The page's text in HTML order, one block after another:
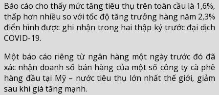
Báo cáo cho thấy mức tăng tiêu thụ trên toàn cầu là 1,6%,
thấp hơn nhiều so với tốc độ tăng trưởng hàng năm 2,3%
điển hình được ghi nhận trong hai thập kỷ trước đại dịch
COVID-19.
Một báo cáo riêng từ ngân hàng một ngày trước đó đã
xác nhận doanh số bán hàng của một số công ty cà phê
hàng đầu tại Mỹ – nước tiêu thụ lớn nhất thế giới, giảm
sau khi giá tăng mạnh.